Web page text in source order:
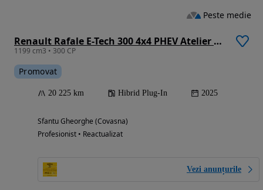
Renault Rafale E-Tech 300 4x4 PHEV Atelier Alpine
1199 cm3 • 300 CP
Promovat
20 225 km Hibrid Plug-In 2025
Sfantu Gheorghe (Covasna)
Profesionist • Reactualizat
Vezi anunțurile
Peste medie